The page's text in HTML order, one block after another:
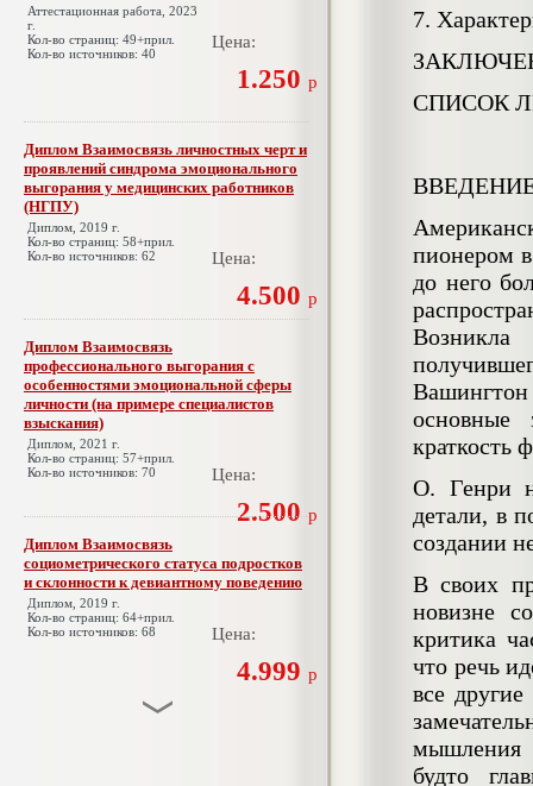
Аттестационная работа, 2023
г.
Кол-во страниц: 49+прил.
Кол-во источников: 40
Цена:
1.250 р
Диплом Взаимосвязь личностных черт и
проявлений синдрома эмоционального
выгорания у медицинских работников
(НГПУ)
Диплом, 2019 г.
Кол-во страниц: 58+прил.
Кол-во источников: 62
Цена:
4.500 р
Диплом Взаимосвязь
профессионального выгорания с
особенностями эмоциональной сферы
личности (на примере специалистов
взыскания)
Диплом, 2021 г.
Кол-во страниц: 57+прил.
Кол-во источников: 70
Цена:
2.500 р
Диплом Взаимосвязь
социометрического статуса подростков
и склонности к девиантному поведению
Диплом, 2019 г.
Кол-во страниц: 64+прил.
Кол-во источников: 68
Цена:
4.999 р
7.
СПИСОК
пионером
до него
Возникла
основные
краткость
О. Генри
детали, в
создании
В своих
новизне
критика
что речь
все
мышления
будто